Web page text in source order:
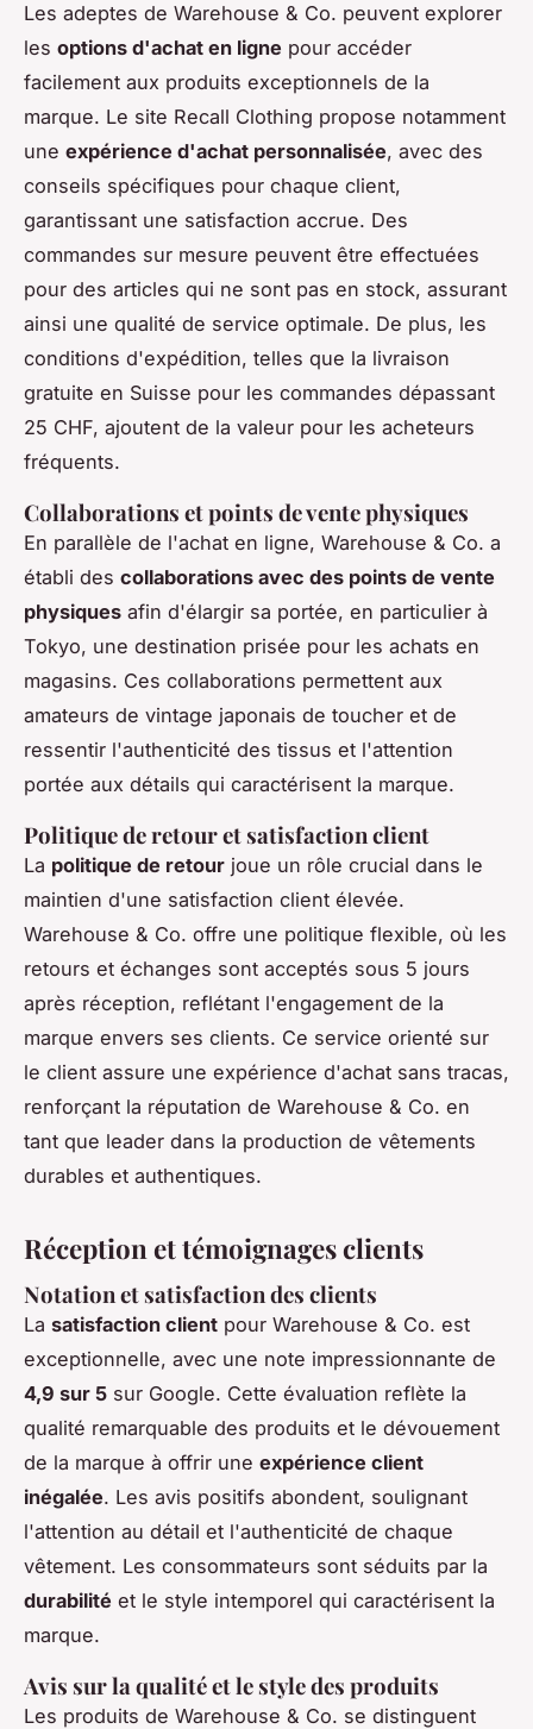
Les adeptes de Warehouse & Co. peuvent explorer
les options d'achat en ligne pour accéder
facilement aux produits exceptionnels de la
marque. Le site Recall Clothing propose notamment
une expérience d'achat personnalisée, avec des
conseils spécifiques pour chaque client,
garantissant une satisfaction accrue. Des
commandes sur mesure peuvent être effectuées
pour des articles qui ne sont pas en stock, assurant
ainsi une qualité de service optimale. De plus, les
conditions d'expédition, telles que la livraison
gratuite en Suisse pour les commandes dépassant
25 CHF, ajoutent de la valeur pour les acheteurs
fréquents.
Collaborations et points de vente physiques
En parallèle de l'achat en ligne, Warehouse & Co. a
établi des collaborations avec des points de vente
physiques afin d'élargir sa portée, en particulier à
Tokyo, une destination prisée pour les achats en
magasins. Ces collaborations permettent aux
amateurs de vintage japonais de toucher et de
ressentir l'authenticité des tissus et l'attention
portée aux détails qui caractérisent la marque.
Politique de retour et satisfaction client
La politique de retour joue un rôle crucial dans le
maintien d'une satisfaction client élevée.
Warehouse & Co. offre une politique flexible, où les
retours et échanges sont acceptés sous 5 jours
après réception, reflétant l'engagement de la
marque envers ses clients. Ce service orienté sur
le client assure une expérience d'achat sans tracas,
renforçant la réputation de Warehouse & Co. en
tant que leader dans la production de vêtements
durables et authentiques.
Réception et témoignages clients
Notation et satisfaction des clients
La satisfaction client pour Warehouse & Co. est
exceptionnelle, avec une note impressionnante de
4,9 sur 5 sur Google. Cette évaluation reflète la
qualité remarquable des produits et le dévouement
de la marque à offrir une expérience client
inégalée. Les avis positifs abondent, soulignant
l'attention au détail et l'authenticité de chaque
vêtement. Les consommateurs sont séduits par la
durabilité et le style intemporel qui caractérisent la
marque.
Avis sur la qualité et le style des produits
Les produits de Warehouse & Co. se distinguent